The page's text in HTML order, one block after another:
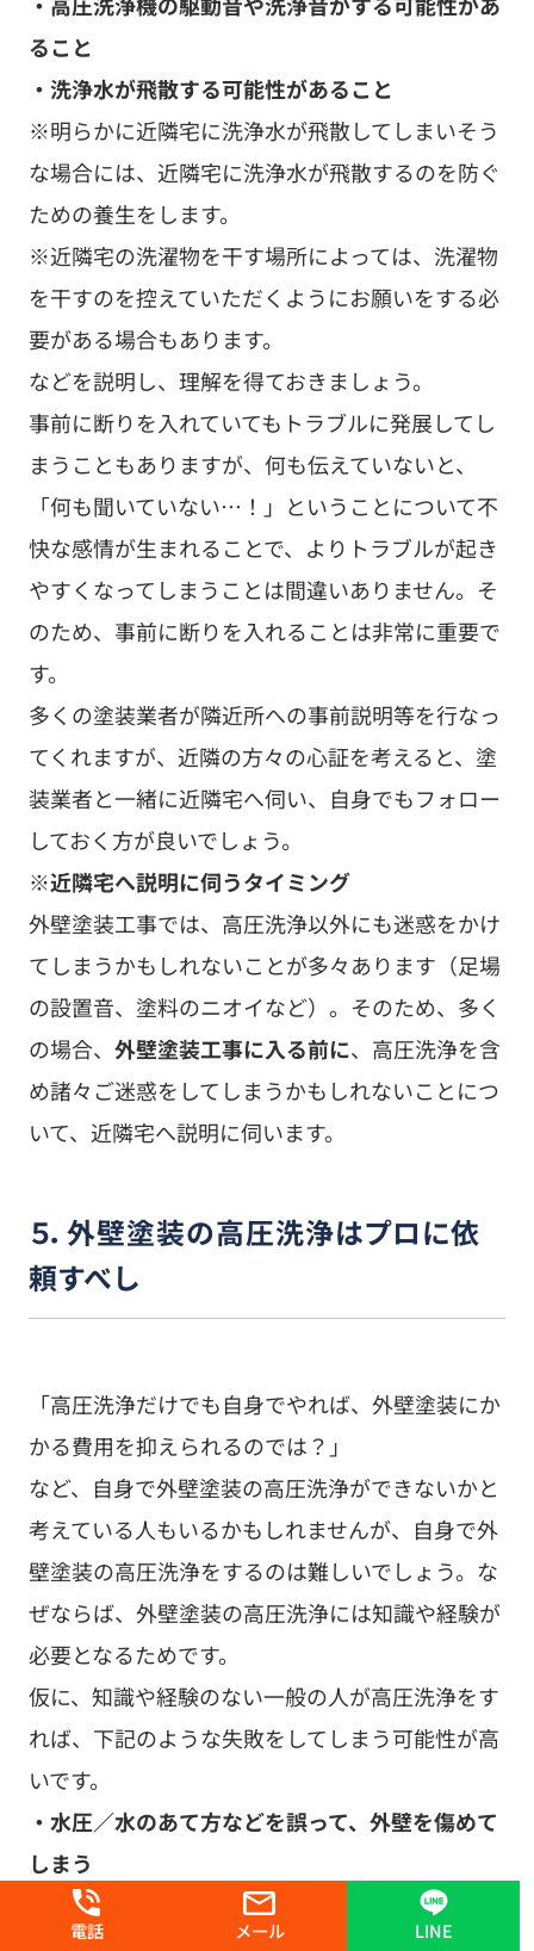
まうこともありますが、何も伝えていないと、
「何も聞いていない…！」ということについて不
快な感情が生まれることで、よりトラブルが起き
やすくなってしまうことは間違いありません。そ
のため、事前に断りを入れることは非常に重要で
す。
多くの塗装業者が隣近所への事前説明等を行なっ
てくれますが、近隣の方々の心証を考えると、塗
装業者と一緒に近隣宅へ伺い、自身でもフォロー
しておく方が良いでしょう。
※近隣宅へ説明に伺うタイミング
外壁塗装工事では、高圧洗浄以外にも迷惑をかけ
てしまうかもしれないことが多々あります（足場
の設置音、塗料のニオイなど）。そのため、多く
の場合、 外壁塗装工事に入る前に 、高圧洗浄を含
め諸々ご迷惑をしてしまうかもしれないことにつ
いて、近隣宅へ説明に伺います。
５．外壁塗装の高圧洗浄はプロに依
頼すべし
「高圧洗浄だけでも自身でやれば、外壁塗装にか
かる費用を抑えられるのでは？」
など、自身で外壁塗装の高圧洗浄ができないかと
考えている人もいるかもしれませんが、自身で外
壁塗装の高圧洗浄をするのは難しいでしょう。な
必要となるためです。
仮に、知識や経験のない一般の人が高圧洗浄をす
れば、下記のような失敗をしてしまう可能性が高
しまう
・塗装が塗れる状態まで洗浄できていない
塗装の高圧洗浄は、外壁の見た目がキレイになれ
ばOKということではありません）
・養生が不十分で、漏水・漏電などを引き起こし
てしまう
・養生が不十分で、近隣に多量の洗浄水を飛散さ
せてしまう また、外壁塗装の高圧洗浄は高所作業
が必要となることも、自身での高圧洗浄が難しい
理由の一つです。
高所作業は危険が伴うため、塗装業者が行なう場
合も、しっかりと足場を組んだうえで行ないま
す。素人が脚立などに乗って作業するなど、もっ
電話 メール LINE